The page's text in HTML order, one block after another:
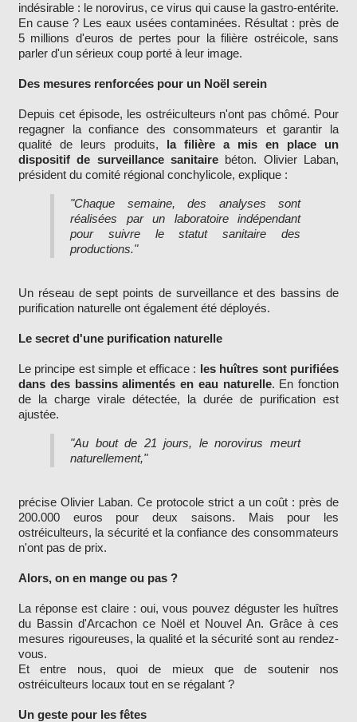
indésirable : le norovirus, ce virus qui cause la gastro-entérite.
En cause ? Les eaux usées contaminées. Résultat : près de
5 millions d'euros de pertes pour la filière ostréicole, sans
parler d'un sérieux coup porté à leur image.
Des mesures renforcées pour un Noël serein
Depuis cet épisode, les ostréiculteurs n'ont pas chômé. Pour
regagner la confiance des consommateurs et garantir la
qualité de leurs produits, la filière a mis en place un
dispositif de surveillance sanitaire béton. Olivier Laban,
président du comité régional conchylicole, explique :
"Chaque semaine, des analyses sont
réalisées par un laboratoire indépendant
pour suivre le statut sanitaire des
productions."
Un réseau de sept points de surveillance et des bassins de
purification naturelle ont également été déployés.
Le secret d'une purification naturelle
Le principe est simple et efficace : les huîtres sont purifiées
dans des bassins alimentés en eau naturelle. En fonction
de la charge virale détectée, la durée de purification est
ajustée.
"Au bout de 21 jours, le norovirus meurt
naturellement,"
précise Olivier Laban. Ce protocole strict a un coût : près de
200.000 euros pour deux saisons. Mais pour les
ostréiculteurs, la sécurité et la confiance des consommateurs
n'ont pas de prix.
Alors, on en mange ou pas ?
La réponse est claire : oui, vous pouvez déguster les huîtres
du Bassin d'Arcachon ce Noël et Nouvel An. Grâce à ces
mesures rigoureuses, la qualité et la sécurité sont au rendez-
vous.
Et entre nous, quoi de mieux que de soutenir nos
ostréiculteurs locaux tout en se régalant ?
Un geste pour les fêtes